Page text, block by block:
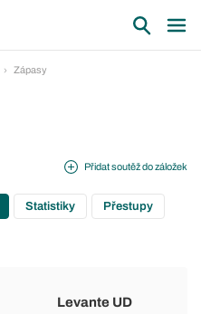
Zápasy
Přidat soutěž do záložek
Statistiky Přestupy
Levante UD